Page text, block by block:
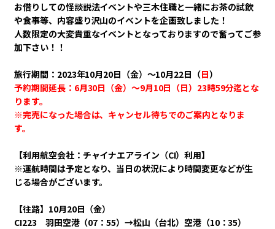
お借りしての怪談説法イベントや三木住職と一緒にお茶の試飲
や食事等、内容盛り沢山のイベントを企画致しました！
人数限定の大変貴重なイベントとなっておりますので奮ってご参
加下さい！！
旅行期間：2023年10月20日（金）～10月22日（日）
予約期間延長：6月30日（金）～9月10日（日）23時59分迄とな
ります。
※完売になった場合は、キャンセル待ちでのご案内となりま
す。
【利用航空会社：チャイナエアライン（CI）利用】
※運航時間は予定となり、当日の状況により時間変更などが生
じる場合がございます。
【往路】10月20日（金）
CI223 羽田空港（07：55）→松山（台北）空港（10：35）